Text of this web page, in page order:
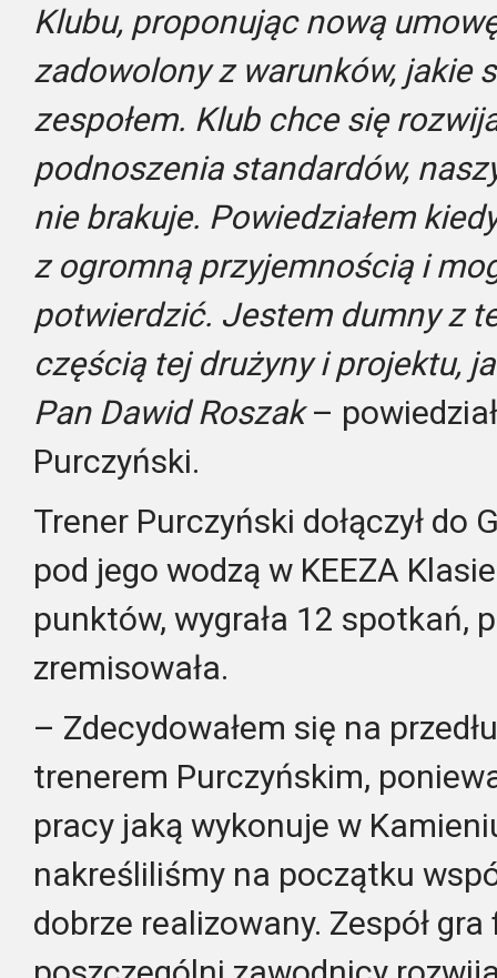
Klubu, proponując nową
zadowolony z warunków, jakie
zespołem. Klub chce się
podnoszenia standardów,
nie brakuje. Powiedziałem
z ogromną przyjemnością i
potwierdzić. Jestem dumny z
częścią tej drużyny i projektu,
Pan Dawid Roszak–
Purczyński.
Trener Purczyński dołączył do
pod jego wodzą w KEEZA
punktów, wygrała 12 spotkań,
zremisowała.
– Zdecydowałem się na
trenerem Purczyńskim,
pracy jaką wykonuje w
nakreśliliśmy na początku
dobrze realizowany. Zespół